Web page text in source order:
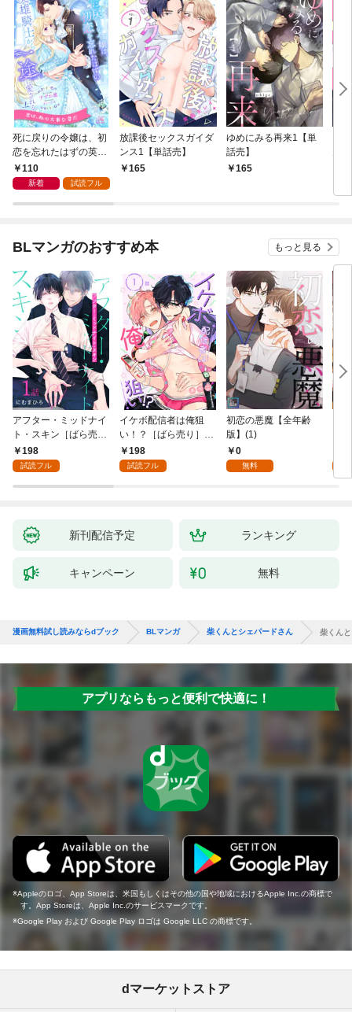
死に戻りの令嬢は、初
恋を忘れたはずの英雄
騎士から一途に愛され
る【１】
110
新着 試読フル
放課後セックスガイダ
ンス1【単話売】
165
ゆめにみる再来1【単
話売】
165
BLマンガのおすすめ本 もっと見る
アフター・ミッドナイ
ト・スキン［ばら売
り］ 第1話
198
試読フル
イケボ配信者は俺狙
い！？［ばら売り］
第1話
198
試読フル
初恋の悪魔【全年齢
版】(1)
0
無料
新刊配信予定 ランキング
キャンペーン 無料
漫画無料試し読みならdブック BLマンガ 柴くんとシェパードさん 柴くん
アプリならもっと便利で快適に！
Appleのロゴ、App Storeは、米国もしくはその他の国や地域におけるApple Inc.の商標で
す。App Storeは、Apple Inc.のサービスマークです。
Google Play および Google Play ロゴは Google LLC の商標です。
dマーケットストア